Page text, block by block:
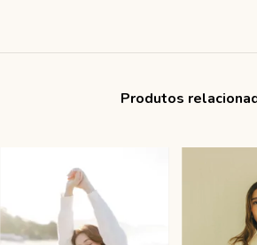
Produtos